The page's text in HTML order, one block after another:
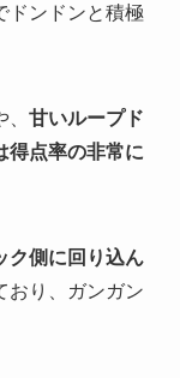
ドンドンと積極
甘いループド
得点率の非常に
ク側に回り込ん
おり、ガンガン